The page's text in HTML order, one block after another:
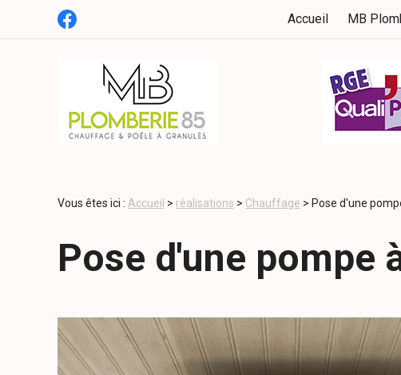
Accueil MB
Vous êtes ici : Accueil > réalisations > Chauffage > Pose d'une
Pose d'une pompe
Panneau de gestion des cookies